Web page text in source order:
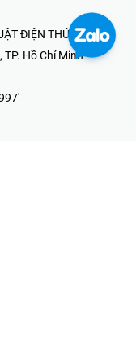
ĐIỆN THÚY NHI
Hồ Chí Minh